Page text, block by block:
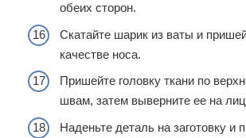
обеих сторон.
Скатайте шарик из ваты и
качестве носа.
Пришейте головку ткани по
швам, затем выверните ее на
Наденьте деталь на заготовку и